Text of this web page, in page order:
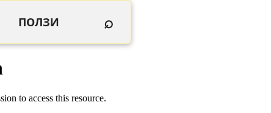
ПОЛЗИ ⌕